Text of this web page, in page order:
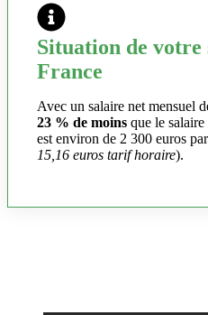
Situation de votre
France
Avec un salaire net mensuel
23 % de moins que le
est environ de 2 300 euros
15,16 euros tarif horaire).